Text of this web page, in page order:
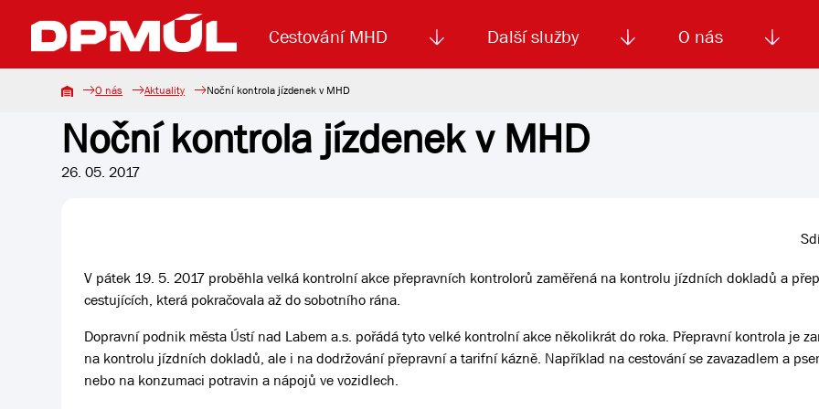
Cestování MHD
Uzavření mostu Dr. E. Beneše Koupit jízdenku Jízdné MHD
Další služby
Lanová dráha Reklama Smluvní doprava
O nás
Základní údaje Aktuality Výběrová řízení
O nás Aktuality Noční kontrola jízdenek v MHD
Noční kontrola jízdenek v MHD
26. 05. 2017
V pátek 19. 5. 2017 proběhla velká kontrolní akce přepravních kontrolorů zaměřená na kontrolu jízdních dokladů a
cestujících, která pokračovala až do sobotního rána.
Dopravní podnik města Ústí nad Labem a.s. pořádá tyto velké kontrolní akce několikrát do roka. Přepravní kontrola je
na kontrolu jízdních dokladů, ale i na dodržování přepravní a tarifní kázně. Například na cestování se zavazadlem a
nebo na konzumaci potravin a nápojů ve vozidlech.